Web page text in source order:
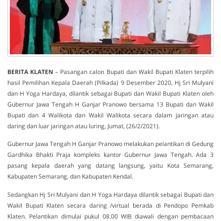
BERITA KLATEN – Pasangan calon Bupati dan Wakil Bupati Klaten terpilih
hasil Pemilihan Kepala Daerah (Pilkada) 9 Desember 2020, Hj Sri Mulyani
dan H Yoga Hardaya, dilantik sebagai Bupati dan Wakil Bupati Klaten oleh
Gubernur Jawa Tengah H Ganjar Pranowo bersama 13 Bupati dan Wakil
Bupati dan 4 Walikota dan Wakil Walikota secara dalam jaringan atau
daring dan luar jaringan atau luring, Jumat, (26/2/2021).
Gubernur Jawa Tengah H Ganjar Pranowo melakukan pelantikan di Gedung
Gardhika Bhakti Praja kompleks kantor Gubernur Jawa Tengah. Ada 3
pasang kepala daerah yang datang langsung, yaitu Kota Semarang,
Kabupaten Semarang, dan Kabupaten Kendal.
Sedangkan Hj Sri Mulyani dan H Yoga Hardaya dilantik sebagai Bupati dan
Wakil Bupati Klaten secara daring /virtual berada di Pendopo Pemkab
Klaten. Pelantikan dimulai pukul 08.00 WIB diawali dengan pembacaan